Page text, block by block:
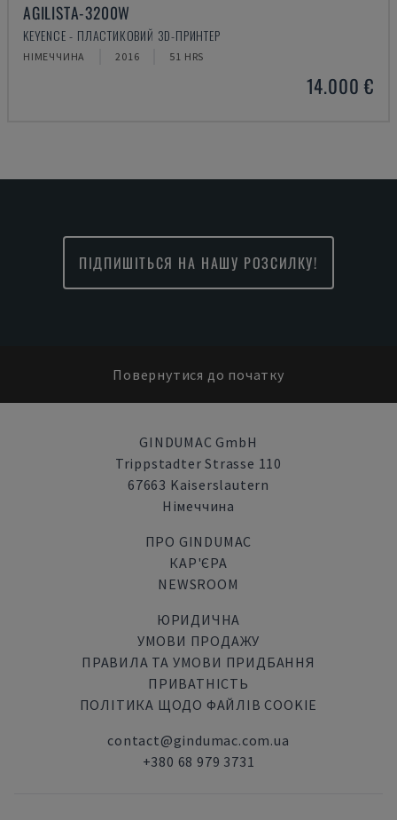
AGILISTA-3200W
KEYENCE - ПЛАСТИКОВИЙ 3D-ПРИНТЕР
НІМЕЧЧИНА 2016 51 HRS
14.000 €
ПІДПИШІТЬСЯ НА НАШУ РОЗСИЛКУ!
Повернутися до початку
GINDUMAC GmbH
Trippstadter Strasse 110
67663 Kaiserslautern
Німеччина
ПРО GINDUMAC
КАР'ЄРА
NEWSROOM
ЮРИДИЧНА
УМОВИ ПРОДАЖУ
ПРАВИЛА ТА УМОВИ ПРИДБАННЯ
ПРИВАТНІСТЬ
ПОЛІТИКА ЩОДО ФАЙЛІВ COOKIE
contact@gindumac.com.ua
+380 68 979 3731